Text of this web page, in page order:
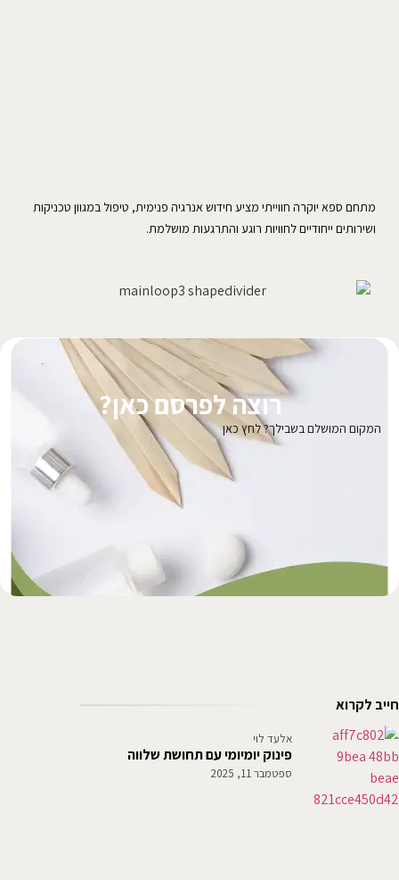
מתחם ספא יוקרה חווייתי מציע חידוש אנרגיה פנימית, טיפול במגוון טכניקות
ושירותים ייחודיים לחוויות רוגע והתרגעות מושלמת.
רוצה לפרסם כאן?
המקום המושלם בשבילך? לחץ כאן
חייב לקרוא
פינוק יומיומי עם תחושת שלווה
אלעד לוי
ספטמבר 11, 2025